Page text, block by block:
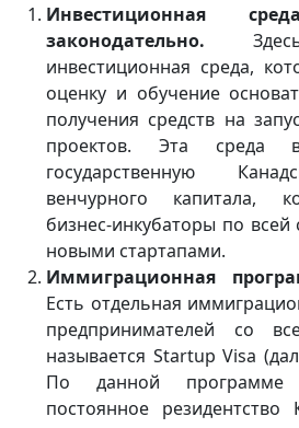
Инвестиционная
законодательно.
инвестиционная среда,
оценку и обучение
получения средств на
проектов. Эта среда
государственную
венчурного капитала,
бизнес-инкубаторы по
новыми стартапами.
Иммиграционная
Есть отдельная
предпринимателей со
называется Startup Visa
По данной программе
постоянное